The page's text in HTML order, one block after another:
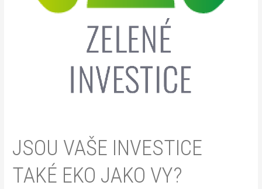
JSOU VAŠE INVESTICE
TAKÉ EKO JAKO VY?